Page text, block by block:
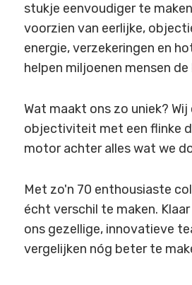
stukje eenvoudiger te
voorzien van eerlijke,
energie, verzekeringen en
helpen miljoenen mensen
Wat maakt ons zo uniek?
objectiviteit met een flinke
motor achter alles wat we
Met zo'n 70 enthousiaste
écht verschil te maken.
ons gezellige, innovatieve
vergelijken nóg beter te